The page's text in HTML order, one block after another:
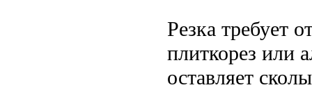
Резка требует
плиткорез или
оставляет